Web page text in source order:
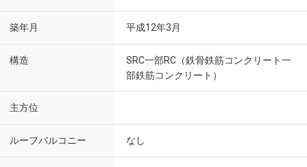
築年月 平成12年3月
構造
SRC一部RC（鉄骨鉄筋コンクリート一
部鉄筋コンクリート）
主方位
ルーフバルコニー なし